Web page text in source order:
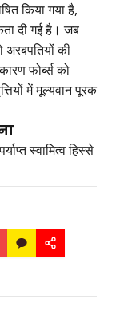
किया गया है,
दी गई है। जब
अरबपतियों की
फोर्ब्स को
में मूल्यवान पूरक
स्वामित्व हिस्से